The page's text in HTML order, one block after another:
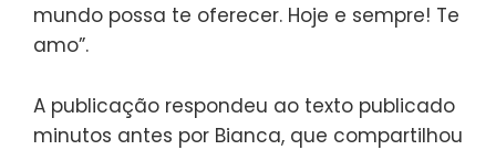
mundo possa te oferecer. Hoje e sempre! Te
amo”.
A publicação respondeu ao texto publicado
minutos antes por Bianca, que compartilhou